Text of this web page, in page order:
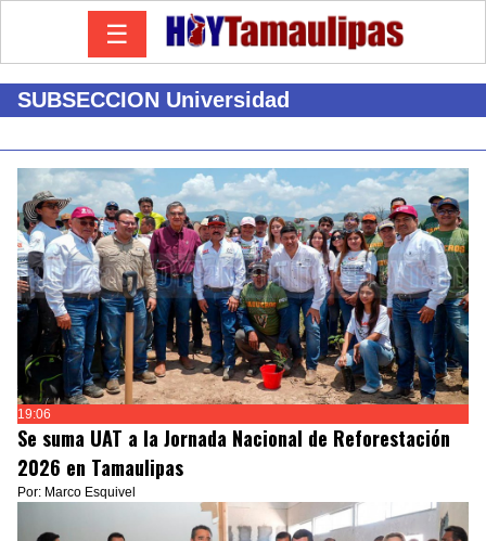
☰
SUBSECCION Universidad
19:06
Se suma UAT a la Jornada Nacional de Reforestación
2026 en Tamaulipas
Por: Marco Esquivel